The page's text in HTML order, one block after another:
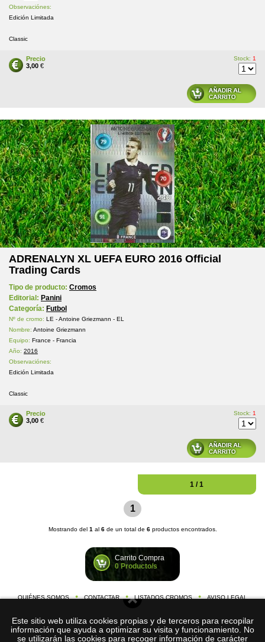
Este sitio web utiliza cookies propias y de terceros para recopilar
información que ayuda a optimizar su visita y funcionamiento. No
se utilizarán las cookies para recoger información de carácter
Observaciónes:
Edición Limitada
Classic
Precio
3,00 €
Stock: 1
ADRENALYN XL UEFA EURO 2016 Official
Trading Cards
Tipo de producto: Cromos
Editorial: Panini
Categoría: Futbol
Nº de cromo: LE - Antoine Griezmann - EL
Nombre: Antoine Griezmann
Equipo: France - Francia
Año: 2016
Observaciónes:
Edición Limitada
Classic
Precio
3,00 €
Stock: 1
1 / 1
1
Mostrando del 1 al 6de un total de 6productos encontrados.
Carrito Compra
0 Producto/s
QUIÉNES SOMOS CONTACTAR LISTADOS CROMOS AVISO LEGAL
©Cromos-de-Futbol.com 2026
C/ Nació, 59 1º 1ª, 08026 Barcelona (España)
tel. +034634 200 514